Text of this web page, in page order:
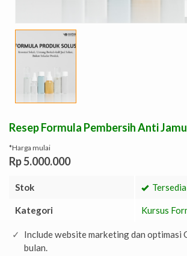
Resep Formula Pembersih Anti
*Harga mulai
Rp 5.000.000
Stok Tersedia
Kategori Kursus
Include website marketing dan optimasi
bulan.